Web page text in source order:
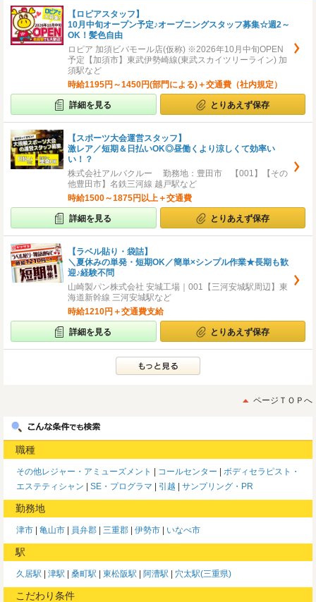
【ロピアスタッフ】
10月中旬オープン予定♪オープニングスタッフ募集☆週2～
OK！髪色自由
ロピア 加須ビバモール店(仮称) ※2026年10月中旬OPEN
予定【加須市】東武伊勢崎線(東武スカイツリーライン) 加
須駅など
時給1195円～1450円(部門による)＋交通費（社内規定）
詳細を見る とりあえず保存
【スポーツ大会運営スタッフ】
激レア／短期＆日払いOK◎昼働くより涼しくて効率い
い！？
株式会社アルバクルー 勤務地：豊田市 【001】【その
他豊田市】名鉄三河線 越戸駅など
時給1500～1875円以上＋交通費
詳細を見る とりあえず保存
【ラベル貼り・袋詰】
＼夏休みの単発・短期OK／簡単×シンプル作業★長期も歓
迎♪経験不問
山崎製パン株式会社 安城工場｜001【三河安城駅周辺】東
海道新幹線 三河安城駅など
時給1210円＋交通費支給
詳細を見る とりあえず保存
ページＴＯＰへ
職種
その他レジャー・アミューズメント コールセンター
ボディセラピスト・
エステティシャン
SE・プログラマ 引越 サンプリング・PR
勤務地
津市 亀山市 員弁郡 三重郡 伊勢市 いなべ市
駅
久居駅 津駅 桑町駅 東松阪駅 阿漕駅 穴太駅(三重県)
こだわり条件